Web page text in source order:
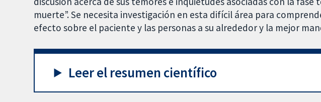
muerte”. Se necesita investigación en esta difícil área para
efecto sobre el paciente y las personas a su alrededor y la mejor
Leer el resumen científico